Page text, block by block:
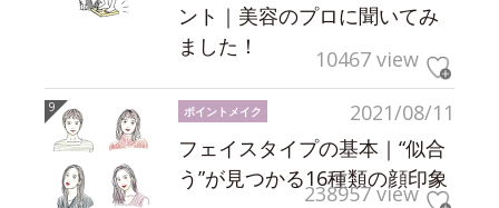
ント｜美容のプロに聞いてみ
ました！
10467 view
2021/08/11
ポイントメイク
フェイスタイプの基本｜“似合
う”が見つかる16種類の顔印象
238957 view